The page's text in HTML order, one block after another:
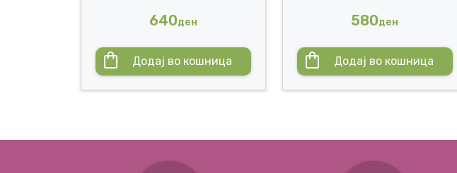
640ден
Додај во кошница
580ден
Додај во кошница